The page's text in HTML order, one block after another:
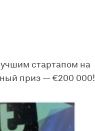
стартапом на
приз — €200 000!